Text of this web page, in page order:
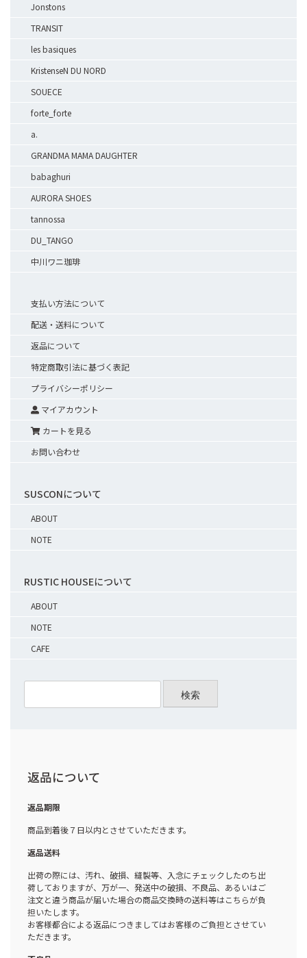
Jonstons
TRANSIT
les basiques
KristenseN DU NORD
SOUECE
forte_forte
a.
GRANDMA MAMA DAUGHTER
babaghuri
AURORA SHOES
tannossa
DU_TANGO
中川ワニ珈琲
支払い方法について
配送・送料について
返品について
特定商取引法に基づく表記
プライバシーポリシー
マイアカウント
カートを見る
お問い合わせ
SUSCONについて
ABOUT
NOTE
RUSTIC HOUSEについて
ABOUT
NOTE
CAFE
検索
返品について
返品期限
商品到着後７日以内とさせていただきます。
返品送料
出荷の際には、汚れ、破損、縫製等、入念にチェックしたのち出
荷しておりますが、万が一、発送中の破損、不良品、あるいはご
注文と違う商品が届いた場合の商品交換時の送料等はこちらが負
担いたします。
お客様都合による返品につきましてはお客様のご負担とさせてい
ただきます。